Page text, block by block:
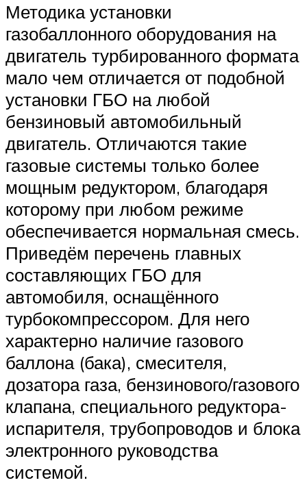
Методика установки
газобаллонного оборудования на
двигатель турбированного формата
мало чем отличается от подобной
установки ГБО на любой
бензиновый автомобильный
двигатель. Отличаются такие
газовые системы только более
мощным редуктором, благодаря
которому при любом режиме
обеспечивается нормальная смесь.
Приведём перечень главных
составляющих ГБО для
автомобиля, оснащённого
турбокомпрессором. Для него
характерно наличие газового
баллона (бака), смесителя,
дозатора газа, бензинового/газового
клапана, специального редуктора-
испарителя, трубопроводов и блока
электронного руководства
системой.